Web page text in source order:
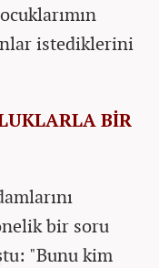
istediklerini
BİR
bir soru
"Bunu kim